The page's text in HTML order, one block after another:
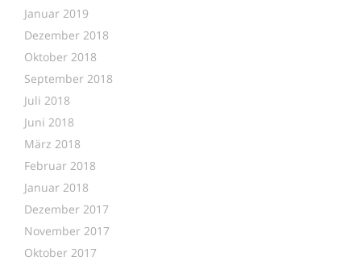
Januar 2019
Dezember 2018
Oktober 2018
September 2018
Juli 2018
Juni 2018
März 2018
Februar 2018
Januar 2018
Dezember 2017
November 2017
Oktober 2017